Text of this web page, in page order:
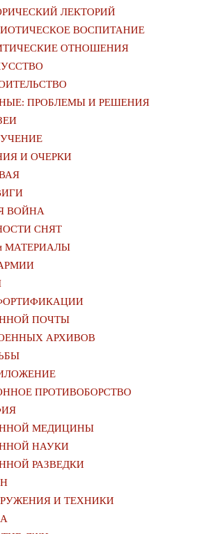
ЛЕКТОРИЙ
ВОСПИТАНИЕ
ОТНОШЕНИЯ
ПРОБЛЕМЫ И РЕШЕНИЯ
И ОЧЕРКИ
ВОЙНА
СНЯТ
МАТЕРИАЛЫ
ПОЧТЫ
АРХИВОВ
ПРОТИВОБОРСТВО
МЕДИЦИНЫ
НАУКИ
РАЗВЕДКИ
И ТЕХНИКИ